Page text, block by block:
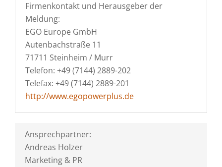
Firmenkontakt und Herausgeber der
Meldung:
EGO Europe GmbH
Autenbachstraße 11
71711 Steinheim / Murr
Telefon: +49 (7144) 2889-202
Telefax: +49 (7144) 2889-201
http://www.egopowerplus.de
Ansprechpartner:
Andreas Holzer
Marketing & PR